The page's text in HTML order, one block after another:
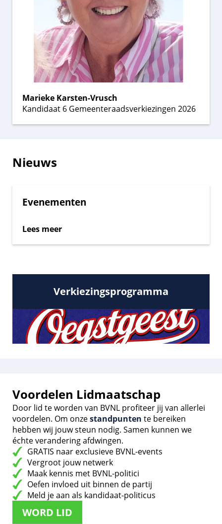
Marieke Karsten-Vrusch
Kandidaat 6 Gemeenteraadsverkiezingen 2026
Nieuws
Evenementen
Lees meer
Verkiezingsprogramma
Voordelen Lidmaatschap
Door lid te worden van BVNL profiteer jij van allerlei
voordelen. Om onzestandpunten te bereiken
hebben wij jouw steun nodig. Samen kunnen we
échte verandering afdwingen.
GRATIS naar exclusieve BVNL-events
Vergroot jouw netwerk
Maak kennis met BVNL-politici
Oefen invloed uit binnen de partij
Meld je aan als kandidaat-politicus
WORD LID